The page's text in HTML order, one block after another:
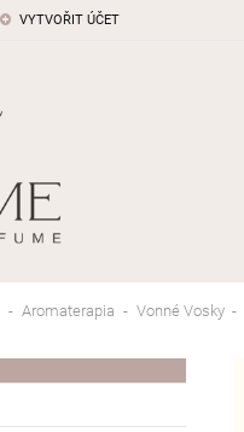
VYTVOŘIT ÚČET
Aromaterapia Vonné Vosky